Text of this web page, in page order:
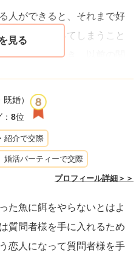
人ができると、それまで好
いが急に減ってしまうこと
を向けたいとき、以前の関
せなくなります。
いとか家庭の問題や病気で
はありません。ただ、好き
ては、たとえそれがつらい
示すのが普通です。理由も
が薄れている証拠と考えて
婚）
8位
紹介で交際
婚活パーティーで交際
プロフィール詳細＞＞
た魚に餌をやらないとはよ
質問者様を手に入れるため
恋人になって質問者様を手